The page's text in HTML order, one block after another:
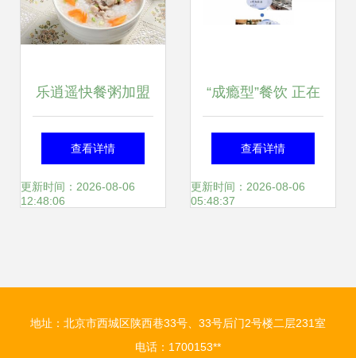
乐逍遥快餐粥加盟
指南 费用、条件、
分布与官方联系渠
查看详情
更新时间：2026-08-06
12:48:06
“成瘾型”餐饮 正在
收割一代年轻人的
健康与钱包
查看详情
更新时间：2026-08-06
05:48:37
地址：北京市西城区陕西巷33号、33号后门2号楼二层231室
电话：1700153**